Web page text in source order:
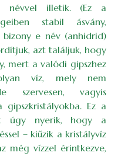
névvel illetik. (Ez a
stabil ásvány,
bizony e név (anhidrid)
azt találjuk, hogy
mert a valódi gipszhez
víz, mely nem
szervesen, vagyis
Ez a
úgy nyerik, hogy a
– kiűzik a kristályvíz
még vízzel érintkezve,